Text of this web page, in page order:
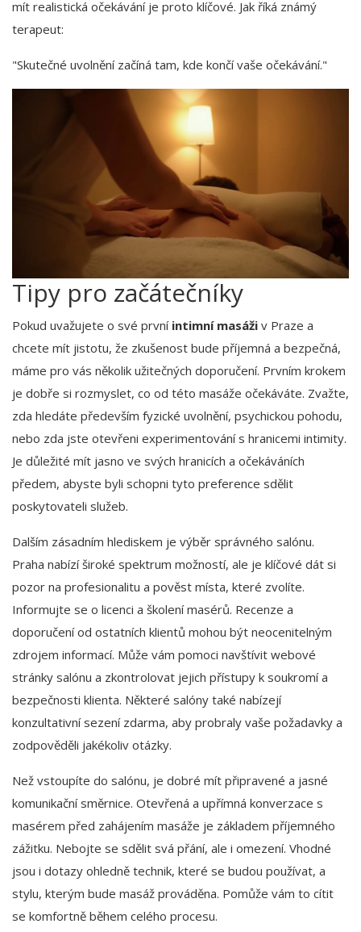
mít realistická očekávání je proto klíčové. Jak říká známý
terapeut:
"Skutečné uvolnění začíná tam, kde končí vaše očekávání."
Tipy pro začátečníky
Pokud uvažujete o své první intimní masáži v Praze a
chcete mít jistotu, že zkušenost bude příjemná a bezpečná,
máme pro vás několik užitečných doporučení. Prvním krokem
je dobře si rozmyslet, co od této masáže očekáváte. Zvažte,
zda hledáte především fyzické uvolnění, psychickou pohodu,
nebo zda jste otevřeni experimentování s hranicemi intimity.
Je důležité mít jasno ve svých hranicích a očekáváních
předem, abyste byli schopni tyto preference sdělit
poskytovateli služeb.
Dalším zásadním hlediskem je výběr správného salónu.
Praha nabízí široké spektrum možností, ale je klíčové dát si
pozor na profesionalitu a pověst místa, které zvolíte.
Informujte se o licenci a školení masérů. Recenze a
doporučení od ostatních klientů mohou být neocenitelným
zdrojem informací. Může vám pomoci navštívit webové
stránky salónu a zkontrolovat jejich přístupy k soukromí a
bezpečnosti klienta. Některé salóny také nabízejí
konzultativní sezení zdarma, aby probraly vaše požadavky a
zodpověděli jakékoliv otázky.
Než vstoupíte do salónu, je dobré mít připravené a jasné
komunikační směrnice. Otevřená a upřímná konverzace s
masérem před zahájením masáže je základem příjemného
zážitku. Nebojte se sdělit svá přání, ale i omezení. Vhodné
jsou i dotazy ohledně technik, které se budou používat, a
stylu, kterým bude masáž prováděna. Pomůže vám to cítit
se komfortně během celého procesu.